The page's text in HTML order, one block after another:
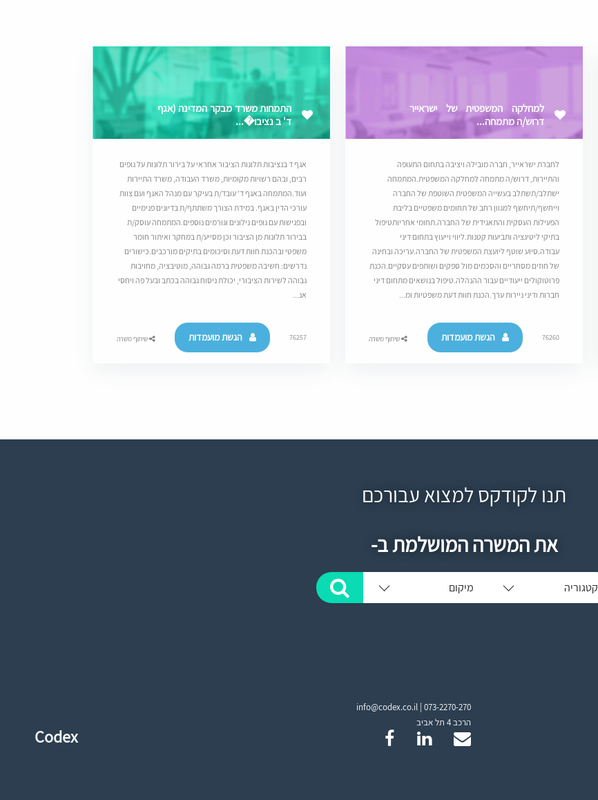
למחלקה המשפטית של ישראייר
דרוש/ה מתמחה...
לחברת ישראייר, חברה מובילה ויציבה בתחום התעופה
והתיירות, דרוש/ה מתמחה למחלקה המשפטית.המתמחה
ישתלב/תשתלב בעשייה המשפטית השוטפת של החברה
וייחשף/תיחשף למגוון רחב של תחומים משפטיים בליבת
הפעילות העסקית והתאגידית של החברה.תחומי אחריותטיפול
בתיקי ליטיגציה ותביעות קטנות.ליווי וייעוץ בתחום דיני
עבודה.סיוע שוטף ליועצת המשפטית של החברה.עריכה ובחינה
של חוזים מסחריים והסכמים מול ספקים ושותפים עסקיים.הכנת
פרוטוקולים ייעודיים עבור ההנהלה.טיפול בנושאים מתחום דיני
חברות ודיני ניירות ערך.הכנת חוות דעת משפטיות ומ...
76260 הגשת מועמדות שיתוף משרה
התמחות משרד מבקר המדינה (אגף
ד' ב נציבו�...
אגף ד בנציבות תלונות הציבור אחראי על בירור תלונות על גופים
רבים, ובהם רשויות מקומיות, משרד העבודה, משרד התיירות
ועוד.המתמחה באגף ד' עובד/ת בעיקר עם מנהל האגף ועם צוות
עורכי הדין באגף. במידת הצורך משתתף/ת בדיונים פנימיים
ובפגישות עם גופים נילונים וגורמים נוספים.המתמחה עוסק/ת
בבירור תלונות מן הציבור וכן מסייע/ת במחקר ואיתור חומר
משפטי ובהכנת חוות דעת וסיכומים בתיקים מורכבים.כישורים
נדרשים: חשיבה משפטית ברמה גבוהה, מוטיבציה, מחויבות
גבוהה לשירות הציבורי, יכולת ניסוח גבוהה בכתב ובעל פה ויחסי
אנ...
76257 הגשת מועמדות שיתוף משרה
תנו לקודקס למצוא עבורכם
את המשרה המושלמת ב-
קטגוריה מיקום
info@codex.co.il | 073-2270-270
הרכב 4 תל אביב
Codex